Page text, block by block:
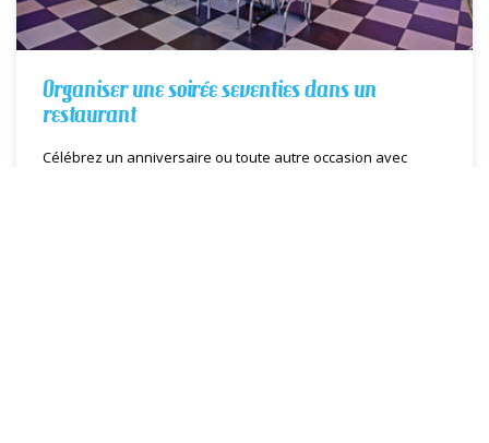
Organiser une soirée seventies dans un
restaurant
Célébrez un anniversaire ou toute autre occasion avec